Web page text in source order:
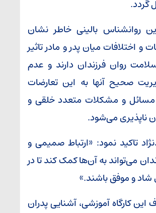
گردد.
روانشناس بالینی خاطر نشان
و اختلافات میان پدر و مادر تاثیر
روان فرزندان دارند و عدم
صحیح آنها به این تعارضات
مسائل و مشکلات متعدد خلقی و
ناپذیری می‌شود.
تاکید نمود: «ارتباط صمیمی و
می‌تواند به آن‌ها کمک کند تا در
شاد و موفق باشند.»
این کارگاه آموزشی، آشنایی پدران